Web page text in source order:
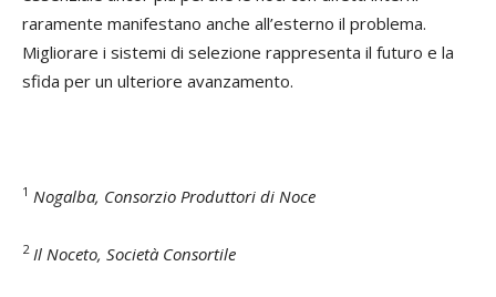
raramente manifestano anche all’esterno il problema.
Migliorare i sistemi di selezione rappresenta il futuro e la
sfida per un ulteriore avanzamento.
1 Nogalba, Consorzio Produttori di Noce
2 Il Noceto, Società Consortile